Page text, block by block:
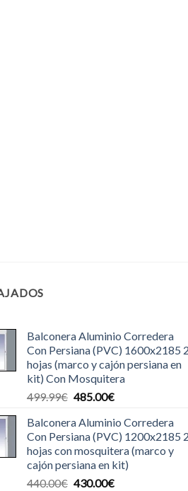
Balconera Aluminio Corredera
Con Persiana (PVC) 1600x2185 2
hojas (marco y cajón persiana en
kit) Con Mosquitera
499.99€ El
original
era:
499.99€.
485.00€El
actual
es:
485.00€.
Balconera Aluminio Corredera
Con Persiana (PVC) 1200x2185 2
hojas con mosquitera (marco y
cajón persiana en kit)
440.00€ El
430.00€El